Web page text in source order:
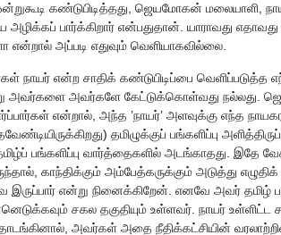
கண்டுபிடித்தது, ஜெயமோகன் மலையாளி,
பார்க்கிறார் என்பதுதான். யாராவது
என்றால் அப்படி எதுவும் வெளியாகவில்லை.
நாயர் என்ற சாதிக் கண்டுபிடிப்பை வெளிப்படுத்த
அவர்களை அவர்களே கேட்டுக்கொள்வது நல்லது.
என்றால், அந்த ’நாயர்’ அளவுக்கு எந்த
தமிழுக்குப் பங்களிப்பு
பங்களிப்பு வார்த்தைகளில் அடங்காதது. இதே
காந்திக்கும் அம்பேத்கருக்கும் அடுத்து
என்று நினைக்கிறேன். எனவே அவர் தமிழ்
சகல தகுதியும் உள்ளவர். நாயர்
அவர்கள் அதை நீதிக்கட்சியின்